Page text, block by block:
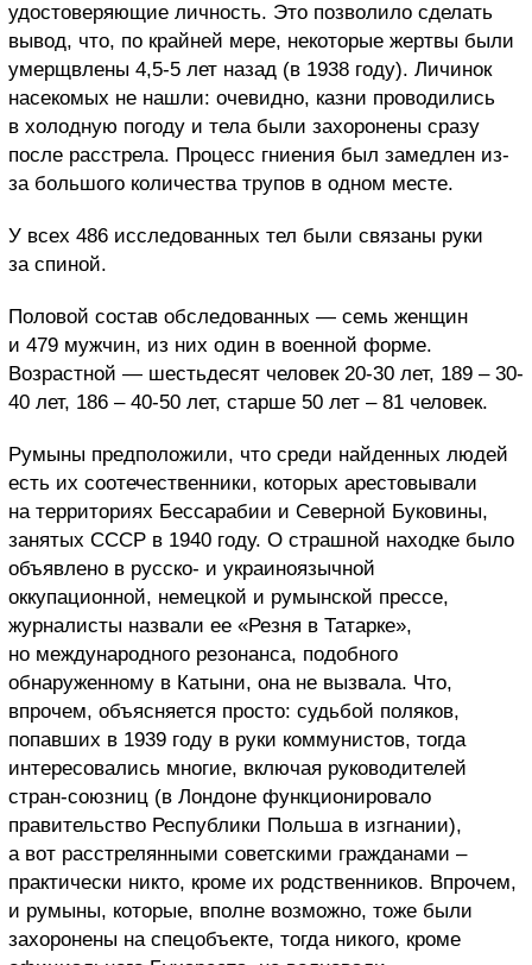
удостоверяющие личность. Это позволило сделать
вывод, что, по крайней мере, некоторые жертвы были
умерщвлены 4,5-5 лет назад (в 1938 году). Личинок
насекомых не нашли: очевидно, казни проводились
в холодную погоду и тела были захоронены сразу
после расстрела. Процесс гниения был замедлен из-
за большого количества трупов в одном месте.
У всех 486 исследованных тел были связаны руки
за спиной.
Половой состав обследованных — семь женщин
и 479 мужчин, из них один в военной форме.
Возрастной — шестьдесят человек 20-30 лет, 189 – 30-
40 лет, 186 – 40-50 лет, старше 50 лет – 81 человек.
Румыны предположили, что среди найденных людей
есть их соотечественники, которых арестовывали
на территориях Бессарабии и Северной Буковины,
занятых СССР в 1940 году. О страшной находке было
объявлено в русско- и украиноязычной
оккупационной, немецкой и румынской прессе,
журналисты назвали ее «Резня в Татарке»,
но международного резонанса, подобного
обнаруженному в Катыни, она не вызвала. Что,
впрочем, объясняется просто: судьбой поляков,
попавших в 1939 году в руки коммунистов, тогда
интересовались многие, включая руководителей
стран-союзниц (в Лондоне функционировало
правительство Республики Польша в изгнании),
а вот расстрелянными советскими гражданами –
практически никто, кроме их родственников. Впрочем,
и румыны, которые, вполне возможно, тоже были
захоронены на спецобъекте, тогда никого, кроме